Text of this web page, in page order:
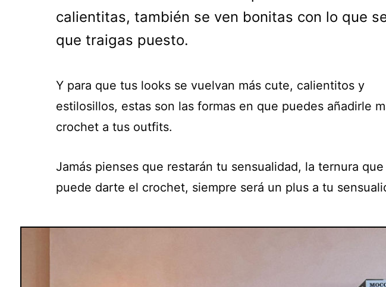
calientitas, también se ven bonitas con lo que
que traigas puesto.
Y para que tus looks se vuelvan más cute, calientitos y
estilosillos, estas son las formas en que puedes añadirle
crochet a tus outfits.
Jamás pienses que restarán tu sensualidad, la ternura que
puede darte el crochet, siempre será un plus a tu